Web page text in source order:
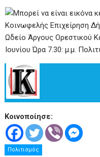
.
Κοινοποίησε:
Πολιτισμός